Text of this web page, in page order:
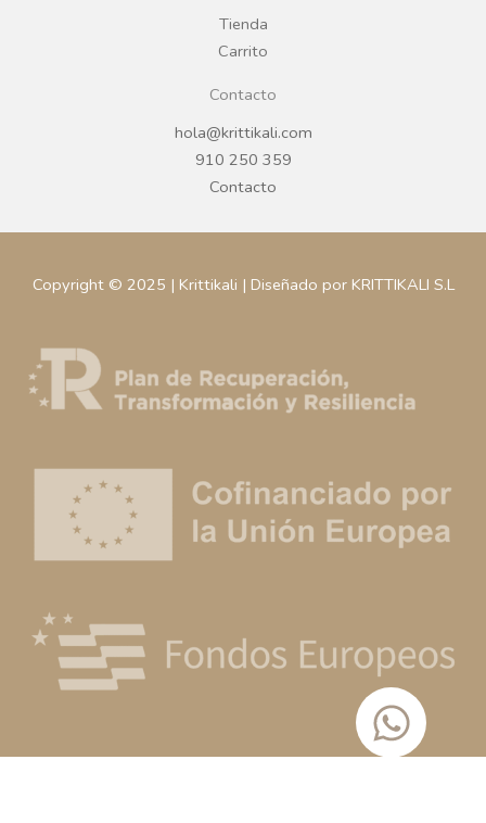
Tienda
Carrito
Contacto
hola@krittikali.com
910 250 359
Contacto
Copyright © 2025 | Krittikali | Diseñado por KRITTIKALI S.L